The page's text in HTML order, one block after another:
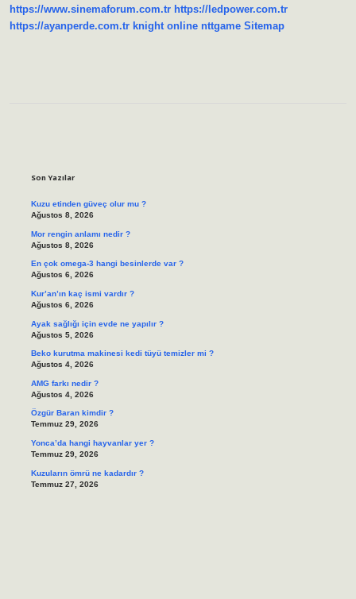
https://www.sinemaforum.com.tr https://ledpower.com.tr
https://ayanperde.com.tr knight online nttgame Sitemap
Son Yazılar
Kuzu etinden güveç olur mu ?
Ağustos 8, 2026
Mor rengin anlamı nedir ?
Ağustos 8, 2026
En çok omega-3 hangi besinlerde var ?
Ağustos 6, 2026
Kur’an’ın kaç ismi vardır ?
Ağustos 6, 2026
Ayak sağlığı için evde ne yapılır ?
Ağustos 5, 2026
Beko kurutma makinesi kedi tüyü temizler mi ?
Ağustos 4, 2026
AMG farkı nedir ?
Ağustos 4, 2026
Özgür Baran kimdir ?
Temmuz 29, 2026
Yonca’da hangi hayvanlar yer ?
Temmuz 29, 2026
Kuzuların ömrü ne kadardır ?
Temmuz 27, 2026